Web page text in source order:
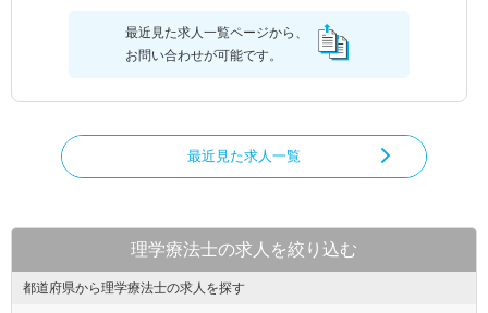
最近見た求人一覧ページから、
お問い合わせが可能です。
最近見た求人一覧
理学療法士の求人を絞り込む
都道府県から理学療法士の求人を探す